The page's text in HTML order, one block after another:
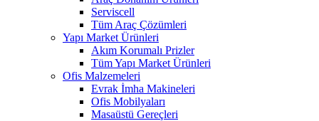
Serviscell
Tüm Araç Çözümleri
Yapı Market Ürünleri
Akım Korumalı Prizler
Tüm Yapı Market Ürünleri
Ofis Malzemeleri
Evrak İmha Makineleri
Ofis Mobilyaları
Masaüstü Gereçleri